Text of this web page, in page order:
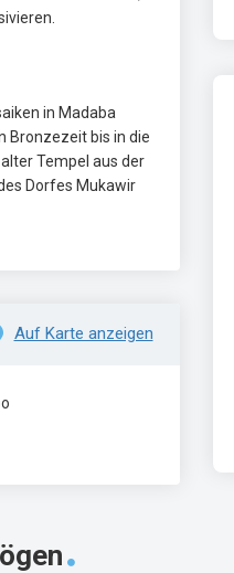
in Madaba
Bronzezeit bis in die
Tempel aus der
Dorfes Mukawir
Auf Karte anzeigen